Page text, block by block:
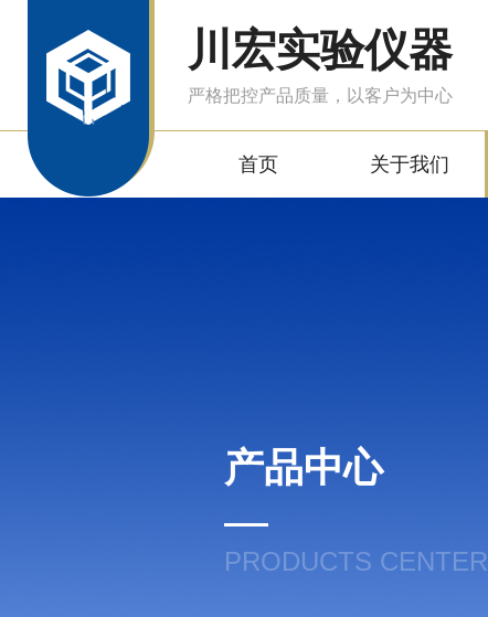
川宏实验仪器
严格把控产品质量，以客户为中心
首页 关于我们
产品中心
PRODUCTS CENTER